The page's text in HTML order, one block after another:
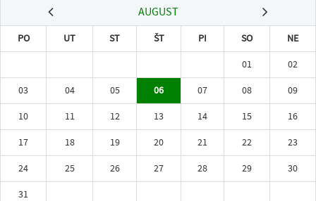
AUGUST
PO UT ST ŠT PI SO
NE
01
02
03
04 05 06 07 08
09
10
11 12 13 14 15
16
17
18 19 20 21 22
23
24
25 26 27 28 29
30
31